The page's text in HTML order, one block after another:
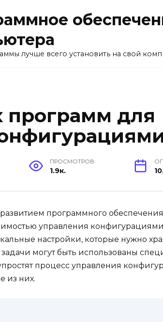
лучше всего установить на свой
программ для
ПРОСМОТРОВ
1.9к.
программного
управления
настройки, которые нужно
могут быть использованы
процесс управления
из них.